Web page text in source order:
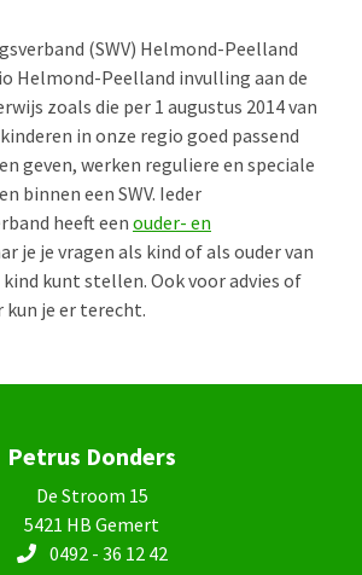
(SWV) Helmond-Peelland
Helmond-Peelland invulling aan de
zoals die per 1 augustus 2014 van
in onze regio goed passend
geven, werken reguliere en speciale
binnen een SWV. Ieder
heeft een ouder- en
je je vragen als kind of als ouder van
kunt stellen. Ook voor advies of
je er terecht.
Petrus Donders
De Stroom 15
5421 HB Gemert
0492 - 36 12 42